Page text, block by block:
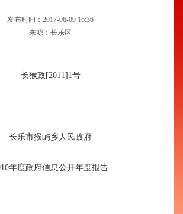
发布时间：2017-06-09 16:36
来源：长乐区
长猴政[2011]1号
长乐市猴屿乡人民政府
年度政府信息公开年度报告